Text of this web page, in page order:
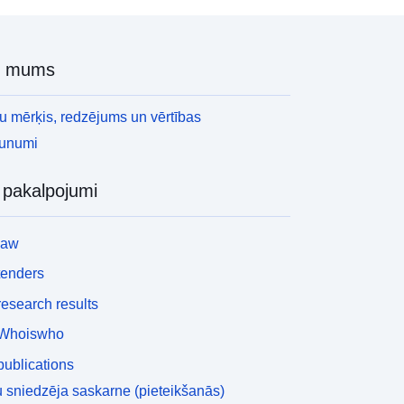
mums
mērķis, redzējums un vērtības
results
sniedzēja saskarne (pieteikšanās)